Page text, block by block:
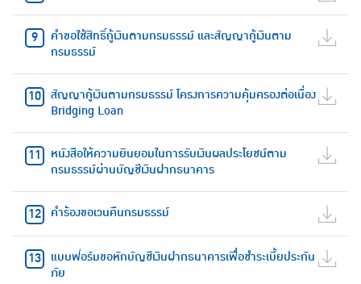
คำขอใช้สิทธิ์กู้เงินตามกรมธรรม์ และสัญญากู้เงินตาม
กรมธรรม์
สัญญากู้เงินตามกรมธรรม์ โครงการความคุ้มครองต่อเนื่อง
Bridging Loan
หนังสือให้ความยินยอมในการรับเงินผลประโยชน์ตาม
กรมธรรม์ผ่านบัญชีเงินฝากธนาคาร
คำร้องขอเวนคืนกรมธรรม์
แบบฟอร์มขอหักบัญชีเงินฝากธนาคารเพื่อชำระเบี้ยประกัน
ภัย